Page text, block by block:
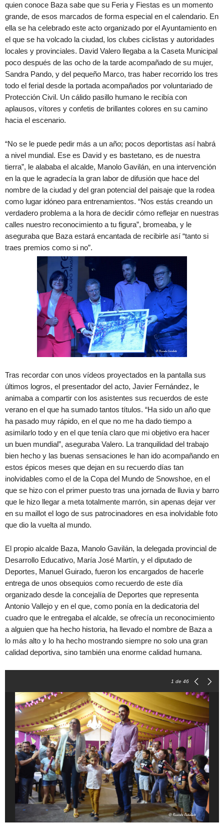
quien conoce Baza sabe que su Feria y Fiestas es un momento
grande, de esos marcados de forma especial en el calendario. En
ella se ha celebrado este acto organizado por el Ayuntamiento en
el que se ha volcado la ciudad, los clubes ciclistas y autoridades
locales y provinciales. David Valero llegaba a la Caseta Municipal
poco después de las ocho de la tarde acompañado de su mujer,
Sandra Pando, y del pequeño Marco, tras haber recorrido los tres
todo el ferial desde la portada acompañados por voluntariado de
Protección Civil. Un cálido pasillo humano le recibía con
aplausos, vítores y confetis de brillantes colores en su camino
hacia el escenario.
“No se le puede pedir más a un año; pocos deportistas así habrá
a nivel mundial. Ese es David y es bastetano, es de nuestra
tierra”, le alababa el alcalde, Manolo Gavilán, en una intervención
en la que le agradecía la gran labor de difusión que hace del
nombre de la ciudad y del gran potencial del paisaje que la rodea
como lugar idóneo para entrenamientos. “Nos estás creando un
verdadero problema a la hora de decidir cómo reflejar en nuestras
calles nuestro reconocimiento a tu figura”, bromeaba, y le
aseguraba que Baza estará encantada de recibirle así “tanto si
traes premios como si no”.
Tras recordar con unos vídeos proyectados en la pantalla sus
últimos logros, el presentador del acto, Javier Fernández, le
animaba a compartir con los asistentes sus recuerdos de este
verano en el que ha sumado tantos títulos. “Ha sido un año que
ha pasado muy rápido, en el que no me ha dado tiempo a
asimilarlo todo y en el que tenía claro que mi objetivo era hacer
un buen mundial”, aseguraba Valero. La tranquilidad del trabajo
bien hecho y las buenas sensaciones le han ido acompañando en
estos épicos meses que dejan en su recuerdo días tan
inolvidables como el de la Copa del Mundo de Snowshoe, en el
que se hizo con el primer puesto tras una jornada de lluvia y barro
que le hizo llegar a meta totalmente marrón, sin apenas dejar ver
en su maillot el logo de sus patrocinadores en esa inolvidable foto
que dio la vuelta al mundo.
El propio alcalde Baza, Manolo Gavilán, la delegada provincial de
Desarrollo Educativo, María José Martín, y el diputado de
Deportes, Manuel Guirado, fueron los encargados de hacerle
entrega de unos obsequios como recuerdo de este día
organizado desde la concejalía de Deportes que representa
Antonio Vallejo y en el que, como ponía en la dedicatoria del
cuadro que le entregaba el alcalde, se ofrecía un reconocimiento
a alguien que ha hecho historia, ha llevado el nombre de Baza a
lo más alto y lo ha hecho mostrando siempre no solo una gran
calidad deportiva, sino también una enorme calidad humana.
1 de 46